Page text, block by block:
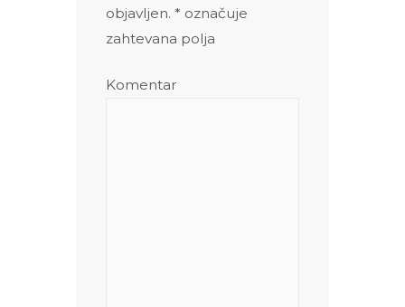
objavljen. * označuje
zahtevana polja
Komentar